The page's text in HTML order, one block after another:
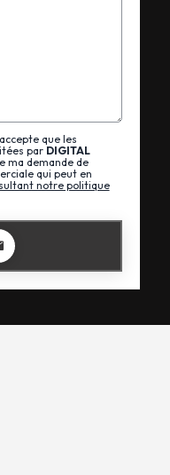
que les
par DIGITAL
ma demande de
qui peut en
notre politique